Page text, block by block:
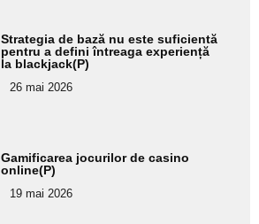
Strategia de bază nu este suficientă
pentru a defini întreaga experiență
la blackjack(P)
26 mai 2026
Gamificarea jocurilor de casino
online(P)
19 mai 2026